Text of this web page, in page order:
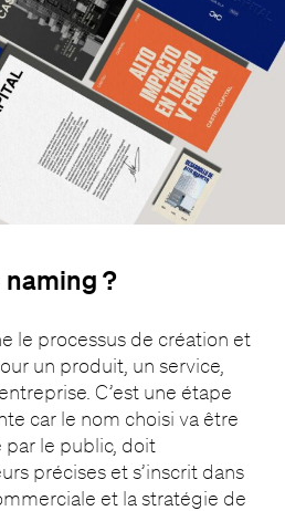
naming ?
le processus de création et
un produit, un service,
C’est une étape
car le nom choisi va être
le public, doit
précises et s’inscrit dans
et la stratégie de